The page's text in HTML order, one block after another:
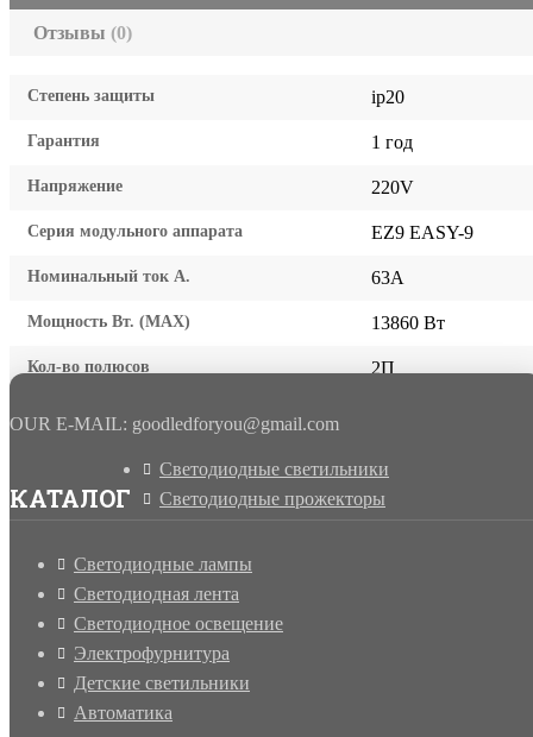
Отзывы (0)
Степень защиты ip20
Гарантия 1 год
Напряжение 220V
Серия модульного аппарата EZ9 EASY-9
Номинальный ток А. 63A
Мощность Вт. (МАХ) 13860 Вт
Кол-во полюсов 2П
OUR E-MAIL: goodledforyou@gmail.cоm
КАТАЛОГ
Светодиодные светильники
Светодиодные прожекторы
Светодиодные лампы
Светодиодная лента
Светодиодное освещение
Электрофурнитура
Детские светильники
Автоматика